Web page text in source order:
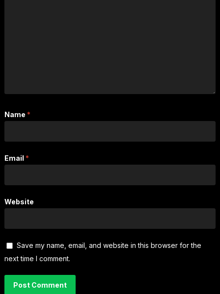
Name *
Email *
Website
Save my name, email, and website in this browser for the
next time I comment.